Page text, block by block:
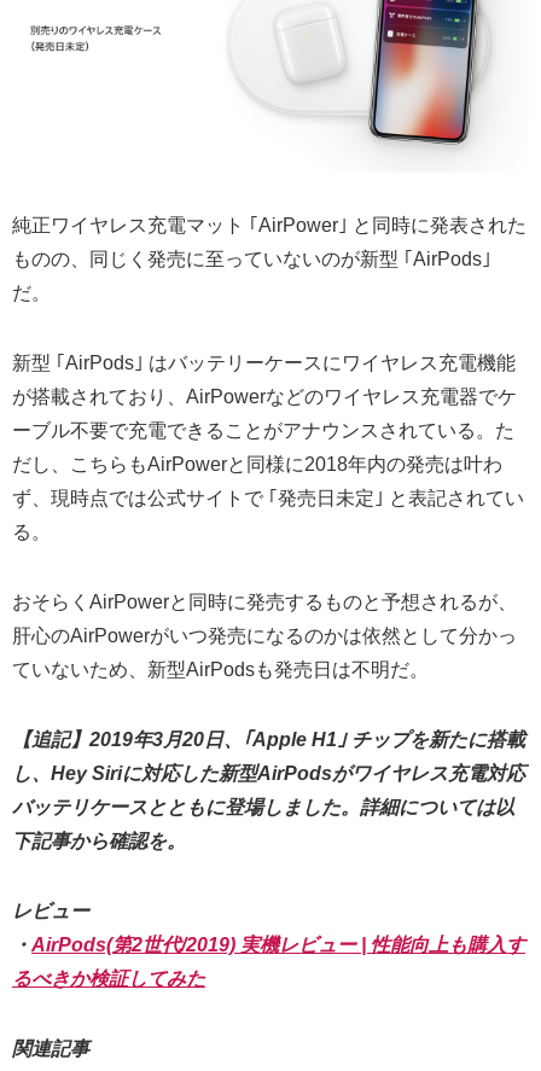
純正ワイヤレス充電マット ｢AirPower｣ と同時に発表された
ものの、同じく発売に至っていないのが新型 ｢AirPods｣
だ。
新型 ｢AirPods｣ はバッテリーケースにワイヤレス充電機能
が搭載されており、AirPowerなどのワイヤレス充電器でケ
ーブル不要で充電できることがアナウンスされている。た
だし、こちらもAirPowerと同様に2018年内の発売は叶わ
ず、現時点では公式サイトで ｢発売日未定｣ と表記されてい
る。
おそらくAirPowerと同時に発売するものと予想されるが、
肝心のAirPowerがいつ発売になるのかは依然として分かっ
ていないため、新型AirPodsも発売日は不明だ。
【追記】2019年3月20日、｢Apple H1｣ チップを新たに搭載
し、Hey Siriに対応した新型AirPodsがワイヤレス充電対応
バッテリケースとともに登場しました。詳細については以
下記事から確認を。
レビュー
・AirPods(第2世代/2019) 実機レビュー | 性能向上も購入す
るべきか検証してみた
関連記事